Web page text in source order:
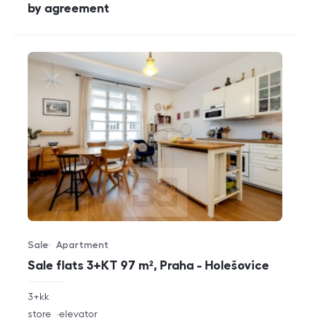
cena
by agreement
Sale flats 3+KT 97 m², Praha - Holešovice
Offer type
Sale
Property type
Apartment
rozměry
disposition
3+kk
funkce
store elevator